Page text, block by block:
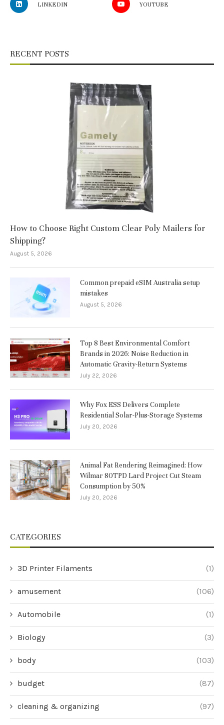
LINKEDIN YOUTUBE
RECENT POSTS
How to Choose Right Custom Clear Poly Mailers for
Shipping?
August 5, 2026
Common prepaid eSIM Australia setup
mistakes
August 5, 2026
Top 8 Best Environmental Comfort
Brands in 2026: Noise Reduction in
Automatic Gravity-Return Systems
July 22, 2026
Why Fox ESS Delivers Complete
Residential Solar-Plus-Storage Systems
July 20, 2026
Animal Fat Rendering Reimagined: How
Wilmar 80TPD Lard Project Cut Steam
Consumption by 50%
July 20, 2026
CATEGORIES
3D Printer Filaments (1)
amusement (106)
Automobile (1)
Biology (3)
body (103)
budget (87)
cleaning & organizing (97)